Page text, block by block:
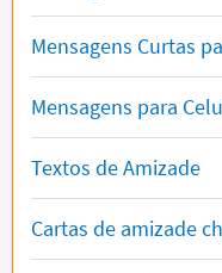
Mensagens Curtas
Mensagens para
Textos de Amizade
Cartas de amizade